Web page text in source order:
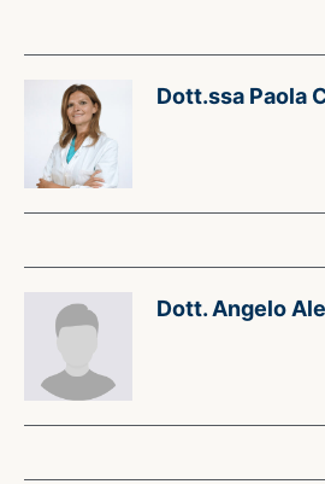
Dott.ssa Paola
Dott. Angelo